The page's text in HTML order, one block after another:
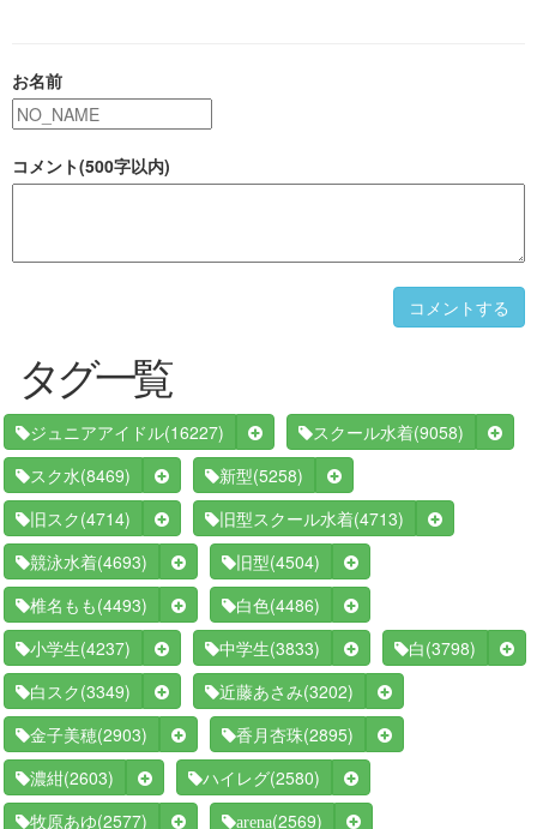
お名前
コメント(500字以内)
コメントする
タグ一覧
ジュニアアイドル(16227) スクール水着(9058)
スク水(8469) 新型(5258)
旧スク (4714) 旧型スクール水着(4713)
競泳水着(4693) 旧型(4504)
椎名もも (4493) 白色(4486)
小学生(4237) 中学生(3833) 白 (3798)
白スク (3349) 近藤あさみ(3202)
金子美穂(2903) 香月杏珠(2895)
濃紺(2603) ハイレグ(2580)
牧原あゆ(2577) arena(2569)